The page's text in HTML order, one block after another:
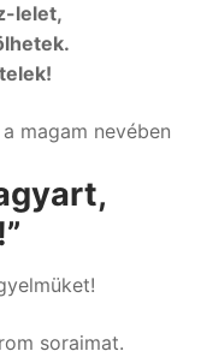
lelet,
magam nevében
soraimat.